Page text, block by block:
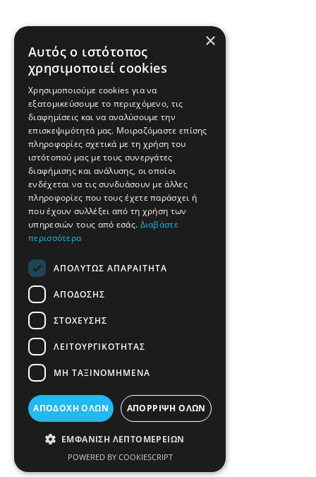
×
Αυτός ο ιστότοπος
χρησιμοποιεί cookies
Χρησιμοποιούμε cookies για να
εξατομικεύσουμε το περιεχόμενο, τις
διαφημίσεις και να αναλύσουμε την
επισκεψιμότητά μας. Μοιραζόμαστε επίσης
πληροφορίες σχετικά με τη χρήση του
ιστότοπού μας με τους συνεργάτες
διαφήμισης και ανάλυσης, οι οποίοι
ενδέχεται να τις συνδυάσουν με άλλες
πληροφορίες που τους έχετε παράσχει ή
που έχουν συλλέξει από τη χρήση των
υπηρεσιών τους από εσάς. Διαβάστε
περισσότερα
ΑΠΟΛΎΤΩΣ ΑΠΑΡΑΊΤΗΤΑ
ΑΠΌΔΟΣΗΣ
ΣΤΌΧΕΥΣΗΣ
ΛΕΙΤΟΥΡΓΙΚΌΤΗΤΑΣ
ΜΗ ΤΑΞΙΝΟΜΗΜΈΝΑ
ΑΠΟΔΟΧΉ ΌΛΩΝ ΑΠΌΡΡΙΨΗ ΌΛΩΝ
ΕΜΦΆΝΙΣΗ ΛΕΠΤΟΜΕΡΕΙΏΝ
POWERED BY COOKIESCRIPT